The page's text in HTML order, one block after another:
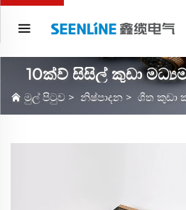
10ක්ව් සිසිල් කුඩා
මුල් පිටුව > නිෂ්පාදන > ශීත කුඩා